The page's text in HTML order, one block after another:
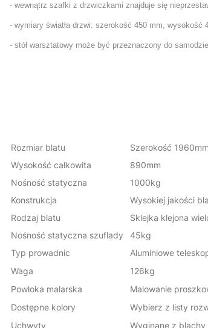
- wewnątrz szafki z drzwiczkami znajduje się
- wymiary światła drzwi: szerokość 450 mm, wysokość
- stół warsztatowy może być przeznaczony do
Rozmiar blatu
Szerokość
Wysokość całkowita
890mm
Nośność statyczna
1000kg
Konstrukcja
Wysokiej jakości
Rodzaj blatu
Sklejka klejona
Nośność statyczna szuflady
45kg
Typ prowadnic
Aluminiowe
Waga
126kg
Powłoka malarska
Malowanie
Dostępne kolory
Wybierz z listy
Uchwyty
Wyginane z blachy